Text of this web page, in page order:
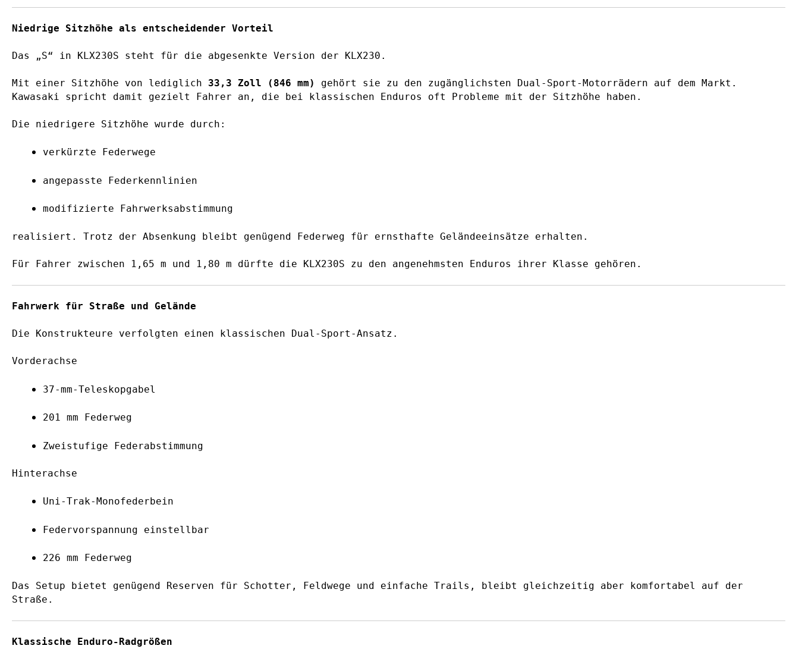
Niedrige Sitzhöhe als entscheidender Vorteil
Das „S“ in KLX230S steht für die abgesenkte Version der KLX230.
Mit einer Sitzhöhe von lediglich 33,3 Zoll (846 mm)
gehört sie zu den zugänglichsten Dual-Sport-Motorrädern auf dem Markt.
Kawasaki spricht damit gezielt Fahrer an, die bei klassischen Enduros oft Probleme mit der Sitzhöhe haben.
Die niedrigere Sitzhöhe wurde durch:
verkürzte Federwege
angepasste Federkennlinien
modifizierte Fahrwerksabstimmung
realisiert. Trotz der Absenkung bleibt genügend Federweg für ernsthafte Geländeeinsätze erhalten.
Für Fahrer zwischen 1,65 m und 1,80 m dürfte die KLX230S zu den angenehmsten Enduros ihrer Klasse gehören.
Fahrwerk für Straße und Gelände
Die Konstrukteure verfolgten einen klassischen Dual-Sport-Ansatz.
Vorderachse
37-mm-Teleskopgabel
201 mm Federweg
Zweistufige Federabstimmung
Hinterachse
Uni-Trak-Monofederbein
Federvorspannung einstellbar
226 mm Federweg
Das Setup bietet genügend Reserven für Schotter, Feldwege und einfache Trails, bleibt gleichzeitig aber komfortabel auf der
Straße.
Klassische Enduro-Radgrößen